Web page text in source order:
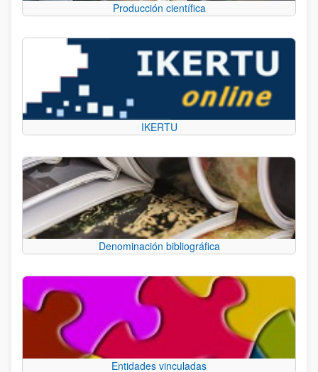
Producción científica
IKERTU
Denominación bibliográfica
Entidades vinculadas